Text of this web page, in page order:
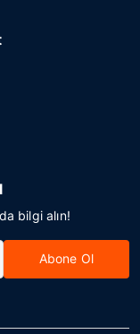
bilgi alın!
Abone Ol